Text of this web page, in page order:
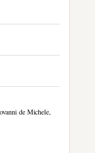
de Michele,